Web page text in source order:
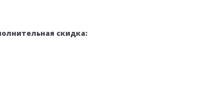
скидка: